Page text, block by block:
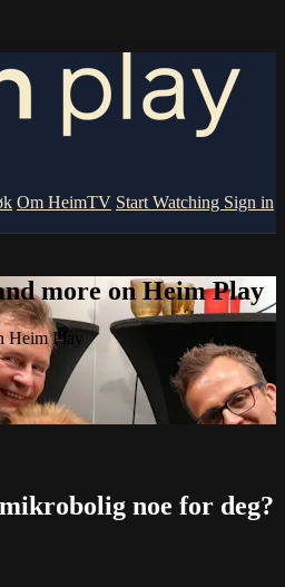
Om HeimTV Start Watching Sign in
more on Heim Play
Heim Play
noe for deg?